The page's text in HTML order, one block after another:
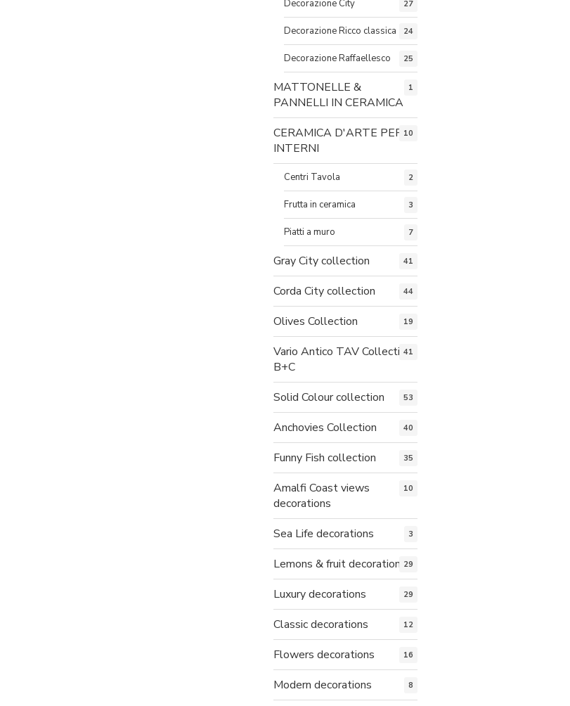
Decorazione City 27
Decorazione Ricco classica 24
Decorazione Raffaellesco 25
MATTONELLE &
PANNELLI IN CERAMICA
1
CERAMICA D'ARTE PER
INTERNI
10
Centri Tavola 2
Frutta in ceramica 3
Piatti a muro 7
Gray City collection 41
Corda City collection 44
Olives Collection 19
Vario Antico TAV Collection
B+C
41
Solid Colour collection 53
Anchovies Collection 40
Funny Fish collection 35
Amalfi Coast views
decorations
10
Sea Life decorations 3
Lemons & fruit decorations29
Luxury decorations 29
Classic decorations 12
Flowers decorations 16
Modern decorations 8